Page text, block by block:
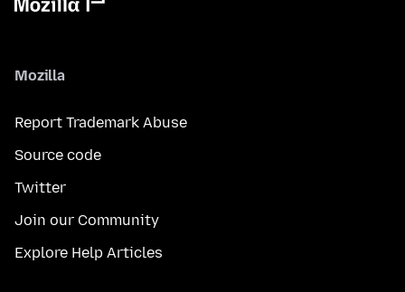
Mozilla
Report Trademark Abuse
Source code
Twitter
Join our Community
Explore Help Articles